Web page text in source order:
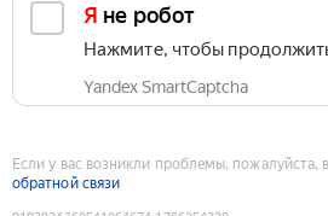
Я не робот
Нажмите, чтобы
Yandex SmartCaptcha
Если у вас возникли проблемы, пожалуйста,
обратной связи